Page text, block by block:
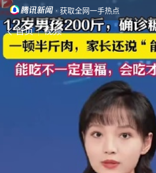
· 获取全网一手热点
首页 视频